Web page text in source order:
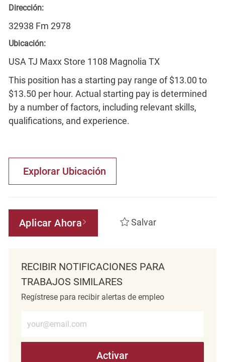
Dirección:
32938 Fm 2978
Ubicación:
USA TJ Maxx Store 1108 Magnolia TX
This position has a starting pay range of $13.00 to
$13.50 per hour. Actual starting pay is determined
by a number of factors, including relevant skills,
qualifications, and experience.
Explorar Ubicación
Aplicar Ahora Salvar
RECIBIR NOTIFICACIONES PARA
TRABAJOS SIMILARES
Regístrese para recibir alertas de empleo
Activar